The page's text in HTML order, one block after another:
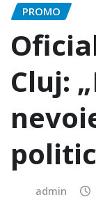
PROMO
Cluj:
admin